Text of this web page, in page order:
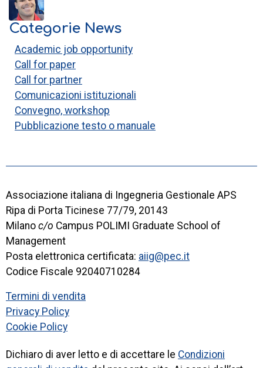
Categorie News
Academic job opportunity
Call for paper
Call for partner
Comunicazioni istituzionali
Convegno, workshop
Pubblicazione testo o manuale
Associazione italiana di Ingegneria Gestionale APS
Ripa di Porta Ticinese 77/79, 20143
Milano c/o Campus POLIMI Graduate School of
Management
Posta elettronica certificata: aiig@pec.it
Codice Fiscale 92040710284
Termini di vendita
Privacy Policy
Cookie Policy
Dichiaro di aver letto e di accettare le Condizioni